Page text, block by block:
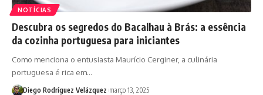
NOTÍCIAS
Descubra os segredos do Bacalhau à Brás: a essência
da cozinha portuguesa para iniciantes
Como menciona o entusiasta Maurício Cerginer, a culinária
portuguesa é rica em…
Diego Rodríguez Velázquez março 13, 2025